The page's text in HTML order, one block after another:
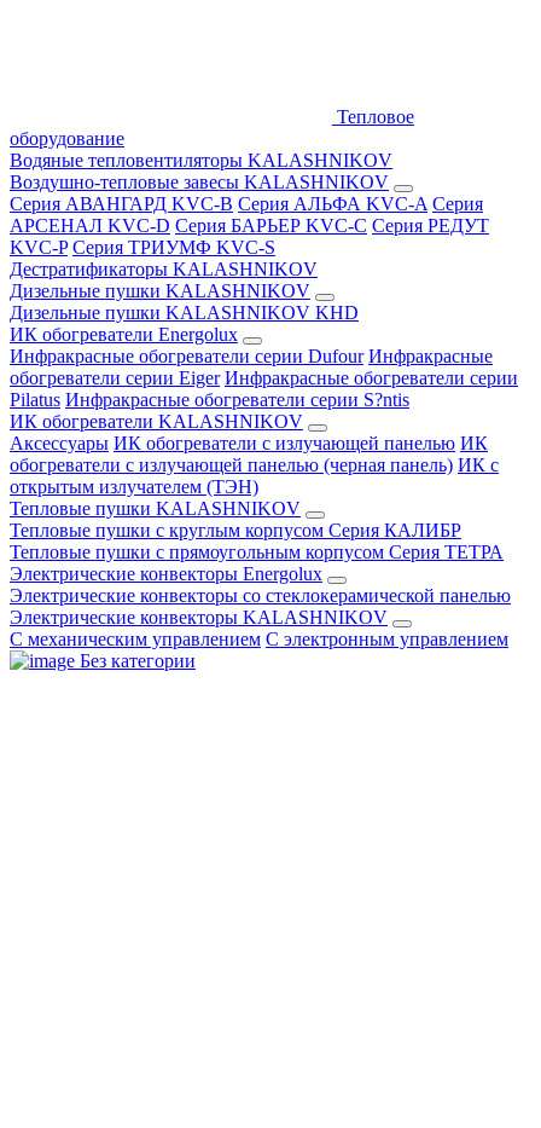
Тепловое
оборудование
Водяные тепловентиляторы KALASHNIKOV
Воздушно-тепловые завесы KALASHNIKOV
Серия АВАНГАРД KVC-B Серия АЛЬФА KVC-A Серия
АРСЕНАЛ KVC-D Серия БАРЬЕР KVC-C Серия РЕДУТ
KVC-P Серия ТРИУМФ KVC-S
Дестратификаторы KALASHNIKOV
Дизельные пушки KALASHNIKOV
Дизельные пушки KALASHNIKOV KHD
ИК обогреватели Energolux
Инфракрасные обогреватели серии Dufour Инфракрасные
обогреватели серии Eiger Инфракрасные обогреватели серии
Pilatus Инфракрасные обогреватели серии S?ntis
ИК обогреватели KALASHNIKOV
Аксессуары ИК обогреватели с излучающей панелью ИК
обогреватели с излучающей панелью (черная панель) ИК с
открытым излучателем (ТЭН)
Тепловые пушки KALASHNIKOV
Тепловые пушки с круглым корпусом Серия КАЛИБР
Тепловые пушки с прямоугольным корпусом Серия ТЕТРА
Электрические конвекторы Energolux
Электрические конвекторы со стеклокерамической панелью
Электрические конвекторы KALASHNIKOV
С механическим управлением С электронным управлением
Без категории